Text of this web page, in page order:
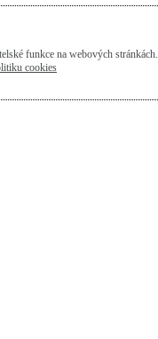
funkce na webových stránkách.
cookies